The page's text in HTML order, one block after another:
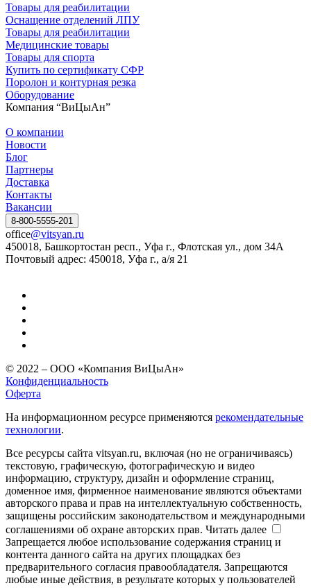
Товары для реабилитации
Оснащение отделений ЛПУ
Товары для реабилитации
Медицинские товары
Товары для спорта
Купить по сертификату СФР
Поролон и контурная резка
Оборудование
Компания “ВиЦыАн”
О компании
Новости
Блог
Партнеры
Доставка
Контакты
Вакансии
8-800-5555-201
office@vitsyan.ru
450018, Башкортостан респ., Уфа г., Флотская ул., дом 34А
Почтовый адрес: 450018, Уфа г., а/я 21
© 2022 – ООО «Компания ВиЦыАн»
Конфиденциальность
Оферта
На информационном ресурсе применяются рекомендательные
технологии.
Все ресурсы сайта vitsyan.ru, включая (но не ограничиваясь)
текстовую, графическую, фотографическую и видео
информацию, структуру, дизайн и оформление страниц,
доменное имя, фирменное наименование являются объектами
авторского права и прав на интеллектуальную собственность,
защищены российским законодательством и международными
соглашениями об охране авторских прав. Читать далее
Запрещается любое использование содержания страниц и
контента данного сайта на других площадках без
предварительного согласия правообладателя. Запрещаются
любые иные действия, в результате которых у пользователей